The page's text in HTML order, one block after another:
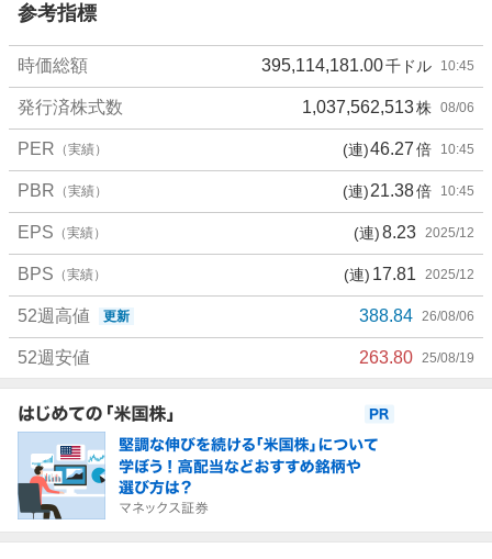
参考指標
時価総額 395,114,181.00千ドル 10:45
発行済株式数 1,037,562,513株 08/06
PER （実績） (連)46.27倍 10:45
PBR （実績） (連)21.38倍 10:45
EPS （実績） (連)8.23 2025/12
BPS （実績） (連) 17.81 2025/12
52週高値 更新 388.84 26/08/06
52週安値 263.80 25/08/19